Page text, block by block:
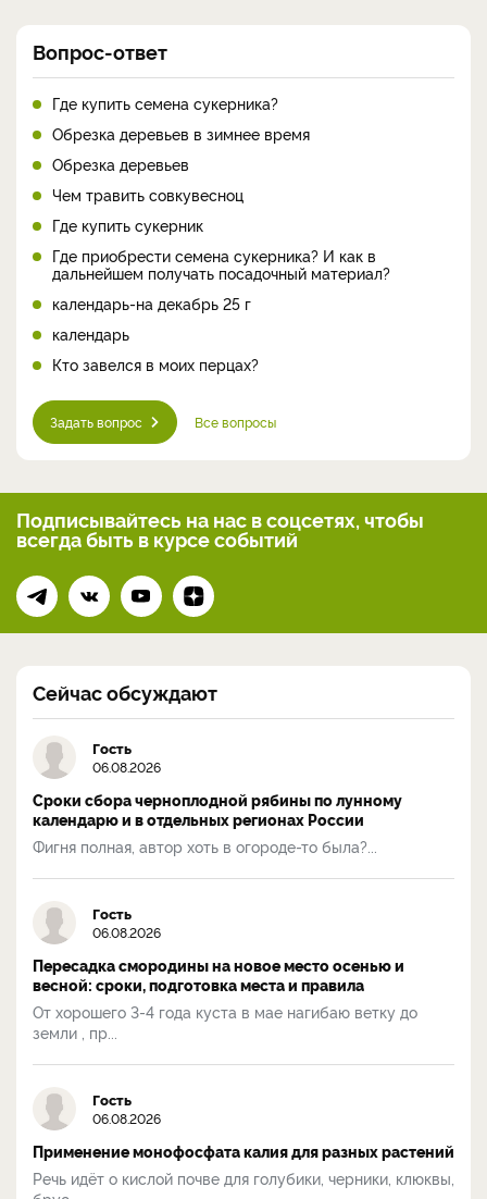
Вопрос-ответ
Где купить семена сукерника?
Обрезка деревьев в зимнее время
Обрезка деревьев
Чем травить совкувесноц
Где купить сукерник
Где приобрести семена сукерника? И как в
дальнейшем получать посадочный материал?
календарь-на декабрь 25 г
календарь
Кто завелся в моих перцах?
Задать вопрос Все вопросы
Подписывайтесь на нас в соцсетях, чтобы
всегдабыть в курсе событий
Сейчас обсуждают
Гость
06.08.2026
Сроки сбора черноплодной рябины по лунному
календарю и в отдельных регионах России
Фигня полная, автор хоть в огороде-то была?...
Гость
06.08.2026
Пересадка смородины на новое место осенью и
весной: сроки, подготовка места и правила
От хорошего 3-4 года куста в мае нагибаю ветку до
земли , пр...
Гость
06.08.2026
Применение монофосфата калия для разных растений
Речь идёт о кислой почве для голубики, черники, клюквы,